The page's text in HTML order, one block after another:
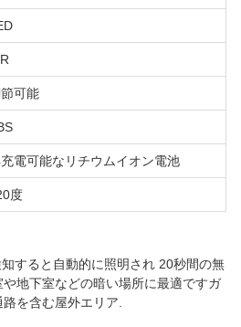
可能
電可能なリチウムイオン電池
度
すると自動的に照明され 20秒間の無
地下室などの暗い場所に最適ですガ
を含む屋外エリア.